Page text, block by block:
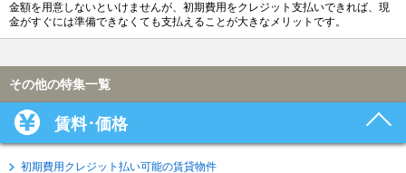
金額を用意しないといけませんが、初期費用をクレジット支払いできれば、現
金がすぐには準備できなくても支払えることが大きなメリットです。
その他の特集一覧
賃料･価格
初期費用クレジット払い可能の賃貸物件